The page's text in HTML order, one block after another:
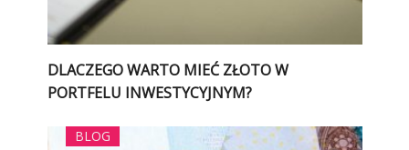
DLACZEGO WARTO MIEĆ ZŁOTO W
PORTFELU INWESTYCYJNYM?
BLOG